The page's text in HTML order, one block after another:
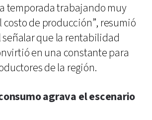
temporada trabajando muy
de producción”, resumió
que la rentabilidad
en una constante para
de la región.
agrava el escenario